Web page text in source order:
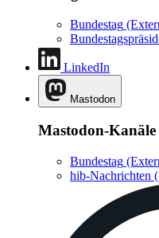
Bundestag
LinkedIn
Mastodon
Mastodon-Kanäle
Bundestag
hib-Nachrichten